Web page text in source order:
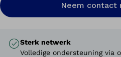
Neem contact
Sterk netwerk
Volledige ondersteuning via